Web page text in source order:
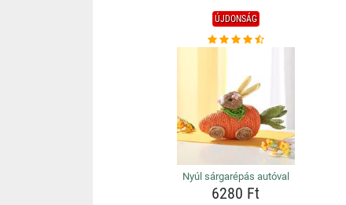
ÚJDONSÁG
Nyúl sárgarépás autóval
6280 Ft